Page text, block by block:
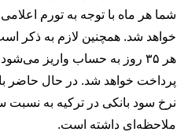
شما هر ماه با توجه به تورم
خواهد شد. همچنین لازم به ذکر
پرداخت خواهد شد. در حال حاضر
نرخ سود بانکی در ترکیه به
ملاحظه‌ای داشته است.